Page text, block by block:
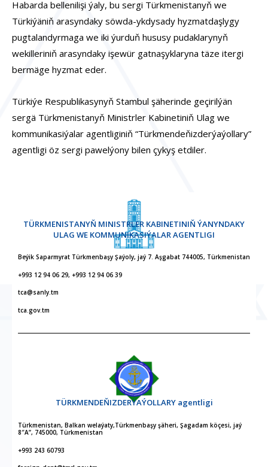
Habarda bellenilişi ýaly, bu sergi Türkmenistanyň we
Türkiýäniň arasyndaky söwda-ykdysady hyzmatdaşlygy
pugtalandyrmaga we iki ýurduň hususy pudaklarynyň
wekilleriniň arasyndaky işewür gatnaşyklaryna täze itergi
bermäge hyzmat eder.
Türkiýe Respublikasynyň Stambul şäherinde geçirilýän
sergä Türkmenistanyň Ministrler Kabinetiniň Ulag we
kommunikasiýalar agentliginiň “Türkmendeňizderýaýollary”
agentligi öz sergi pawelýony bilen çykyş etdiler.
TÜRKMENISTANYŇ MINISTRLER KABINETINIŇ ÝANYNDAKY
ULAG WE KOMMUNIKASIÝALAR AGENTLIGI
Beýik Saparmyrat Türkmenbaşy Şaýoly, jaý 7. Aşgabat 744005, Türkmenistan
+993 12 94 06 29, +993 12 94 06 39
tca@sanly.tm
tca.gov.tm
TÜRKMENDEŇIZDERÝAÝOLLARY agentligi
Türkmenistan, Balkan welaýaty,Türkmenbaşy şäheri, Şagadam köçesi, jaý
8″A”, 745000, Türkmenistan
+993 243 60793